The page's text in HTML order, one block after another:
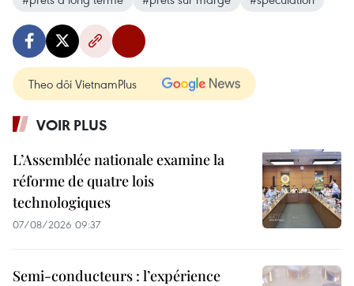
Theo dõi VietnamPlus
VOIR PLUS
L’Assemblée nationale examine la
réforme de quatre lois
technologiques
07/08/2026 09:37
Semi-conducteurs : l’expérience